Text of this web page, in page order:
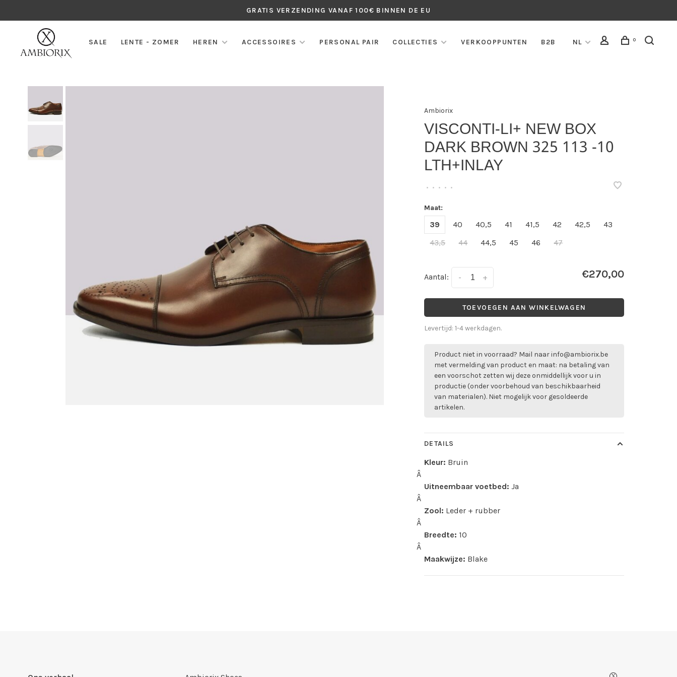
GRATIS VERZENDING VANAF 100€ BINNEN DE EU
SALE LENTE - ZOMER HEREN ACCESSOIRES PERSONAL PAIR COLLECTIES VERKOOPPUNTEN B2B NL 0
Ambiorix
VISCONTI-LI+ NEW BOX
DARK BROWN 325 113 -10
LTH+INLAY
• • • • •
Maat:
39 40 40,5 41 41,5 42 42,5
43
43,5
44 44,5 45 46 47
Aantal: +
- €270,00
TOEVOEGEN AAN WINKELWAGEN
Levertijd: 1-4 werkdagen.
Product niet in voorraad? Mail naarinfo@ambiorix.be
met vermelding van product en maat: na betaling van
een voorschot zetten wij deze onmiddellijk voor u in
productie (onder voorbehoud van beschikbaarheid
van materialen). Niet mogelijk voor gesoldeerde
artikelen.
DETAILS
Kleur: Bruin
Â
Uitneembaar voetbed:Ja
Â
Zool: Leder + rubber
Â
Breedte: 10
Â
Maakwijze: Blake